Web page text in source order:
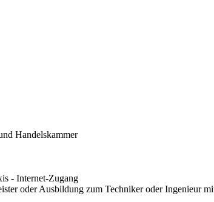
Handelskammer
- Internet-Zugang
oder Ausbildung zum Techniker oder Ingenieur